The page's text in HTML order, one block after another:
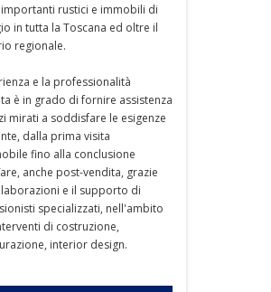
rustici e immobili di
in tutta la Toscana ed oltre il
regionale.
e la professionalità
è in grado di fornire assistenza
mirati a soddisfare le esigenze
dalla prima visita
fino alla conclusione
anche post-vendita, grazie
e il supporto di
specializzati, nell'ambito
di costruzione,
interior design.